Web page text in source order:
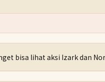
bisa lihat aksi Izark dan